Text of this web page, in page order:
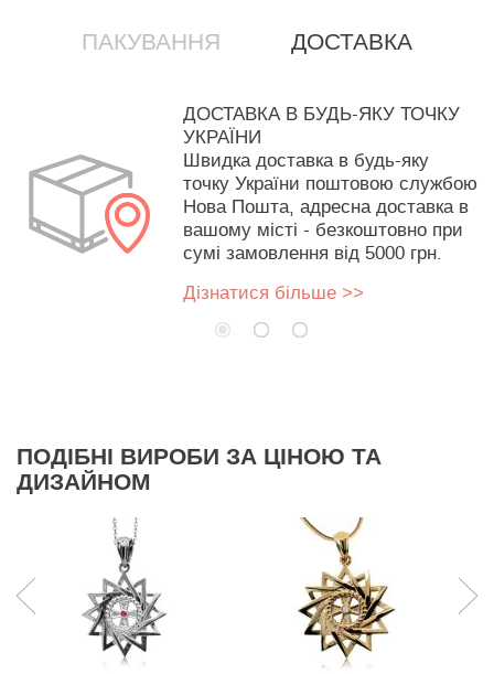
ПАКУВАННЯ ДОСТАВКА
ДОСТАВКА В БУДЬ-ЯКУ ТОЧКУ
УКРАЇНИ
Швидка доставка в будь-яку
точку України поштовою службою
Нова Пошта, адресна доставка в
вашому місті - безкоштовно при
сумі замовлення від 5000 грн.
Дізнатися більше >>
ПОДІБНІ ВИРОБИ ЗА ЦІНОЮ ТА
ДИЗАЙНОМ